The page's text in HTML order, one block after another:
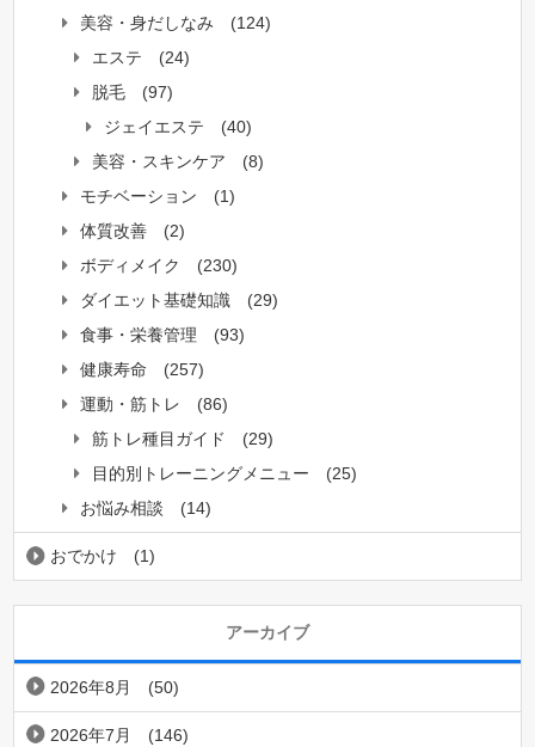
美容・身だしなみ
(124)
エステ
(24)
脱毛
(97)
ジェイエステ
(40)
美容・スキンケア
(8)
モチベーション
(1)
体質改善
(2)
ボディメイク
(230)
ダイエット基礎知識
(29)
食事・栄養管理
(93)
健康寿命
(257)
運動・筋トレ
(86)
筋トレ種目ガイド
(29)
目的別トレーニングメニュー
(25)
お悩み相談
(14)
おでかけ (1)
アーカイブ
2026年8月 (50)
2026年7月 (146)